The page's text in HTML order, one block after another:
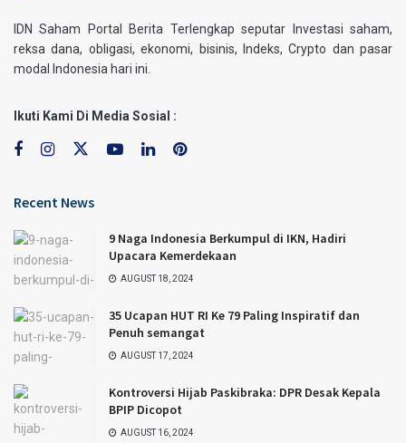
IDN Saham Portal Berita Terlengkap seputar Investasi saham,
reksa dana, obligasi, ekonomi, bisinis, Indeks, Crypto dan pasar
modal Indonesia hari ini.
Ikuti Kami Di Media Sosial :
Recent News
9 Naga Indonesia Berkumpul di IKN, Hadiri
Upacara Kemerdekaan
AUGUST 18, 2024
35 Ucapan HUT RI Ke 79 Paling Inspiratif dan
Penuh semangat
AUGUST 17, 2024
Kontroversi Hijab Paskibraka: DPR Desak Kepala
BPIP Dicopot
AUGUST 16, 2024